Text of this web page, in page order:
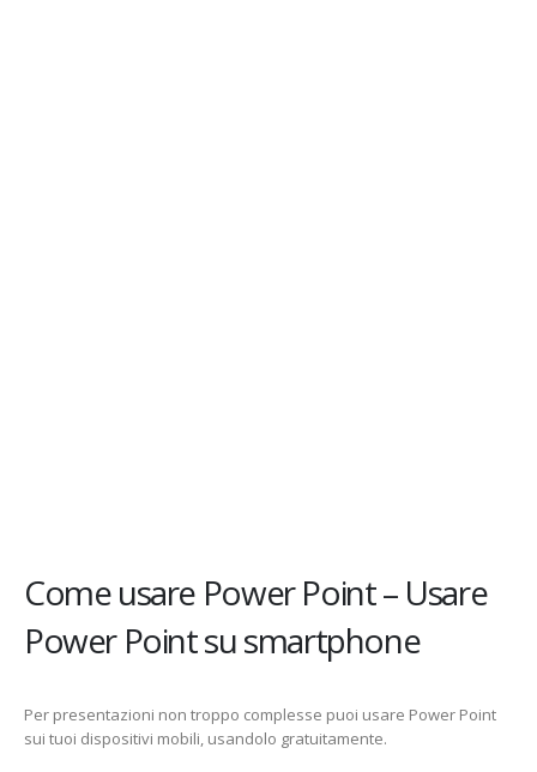
Come usare Power Point – Usare
Power Point su smartphone
Per presentazioni non troppo complesse puoi usare Power Point
sui tuoi dispositivi mobili, usandolo gratuitamente.